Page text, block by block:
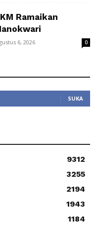
Ramaikan
6, 2026 0
SUKA
9312
3255
2194
1943
1184